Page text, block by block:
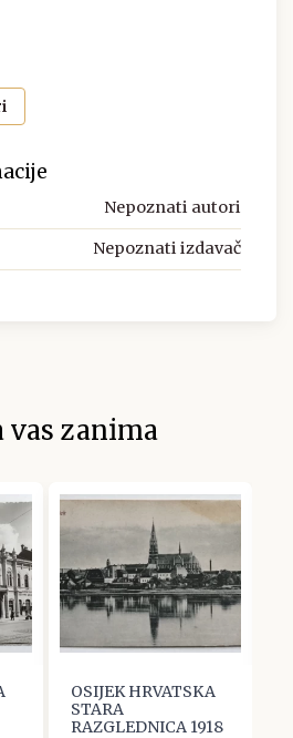
Nepoznati autori
Nepoznati izdavač
vas zanima
OSIJEK HRVATSKA
STARA
RAZGLEDNICA 1918